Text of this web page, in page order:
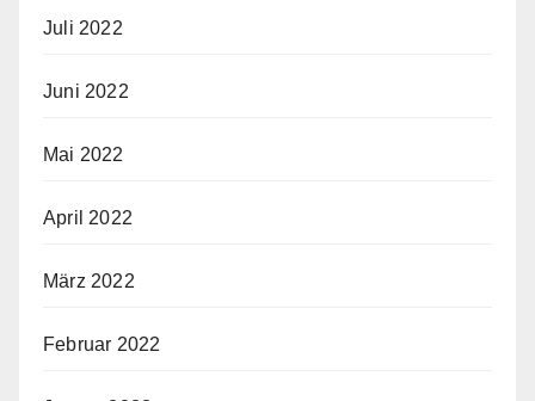
Juli 2022
Juni 2022
Mai 2022
April 2022
März 2022
Februar 2022